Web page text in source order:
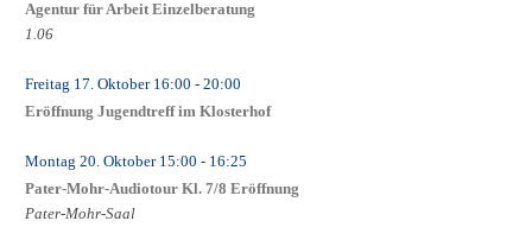
Agentur für Arbeit Einzelberatung
1.06
Freitag 17. Oktober16:00 - 20:00
Eröffnung Jugendtreff im Klosterhof
Montag 20. Oktober15:00 - 16:25
Pater-Mohr-Audiotour Kl. 7/8 Eröffnung
Pater-Mohr-Saal